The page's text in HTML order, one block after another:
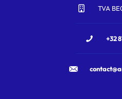
TVA
+32